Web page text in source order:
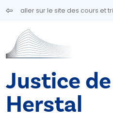
Aller au contenu principal
aller sur le site des cours et
Justice
Herstal